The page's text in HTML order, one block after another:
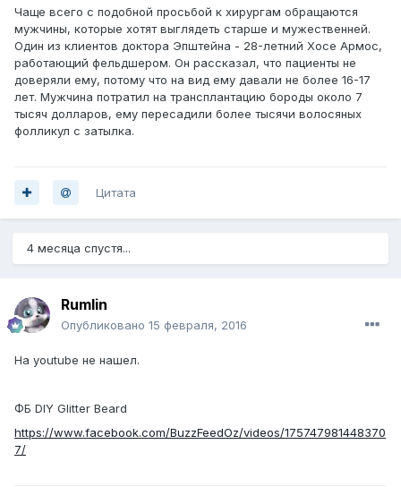
Чаще всего с подобной просьбой к хирургам обращаются
мужчины, которые хотят выглядеть старше и мужественней.
Один из клиентов доктора Эпштейна - 28-летний Хосе Армос,
работающий фельдшером. Он рассказал, что пациенты не
доверяли ему, потому что на вид ему давали не более 16-17
лет. Мужчина потратил на трансплантацию бороды около 7
тысяч долларов, ему пересадили более тысячи волосяных
фолликул с затылка.
Цитата
4 месяца спустя...
Rumlin
Опубликовано 15 февраля, 2016
На youtube не нашел.
ФБ DIY Glitter Beard
https://www.facebook.com/BuzzFeedOz/videos/175747981448370
7/